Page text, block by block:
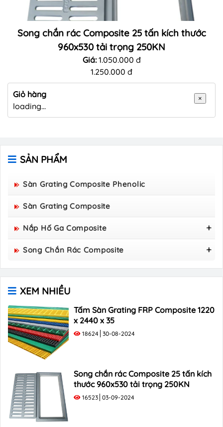
Song chắn rác Composite 25 tấn kích thước
960x530 tải trọng 250KN
Giá:1.050.000 đ
1.250.000 đ
×
Giỏ hàng
loading...
SẢN PHẨM
Sàn Grating Composite Phenolic
Sàn Grating Composite
Nắp Hố Ga Composite
Nắp Hố Ga Composite 800x800
Nắp Hố Ga Composite 850×850
Nắp Hố Ga Composite 900×900
Nắp Hố Ga Composite 1000x1000
Song Chắn Rác Composite
Song Chắn Rác Composite 960x530
Song Chắn Rác Composite 1000x300
Song Chắn Rác Composite 1000×400
Song Chắn Rác Composite 1000×500
XEM NHIỀU
Tấm Sàn Grating FRP Composite 1220
x 2440 x 35
18624 30-08-2024
Song chắn rác Composite 25 tấn kích
thước 960x530 tải trọng 250KN
16523 03-09-2024